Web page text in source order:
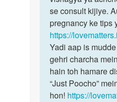
ko
2
saal
ho
gaya
by
Nitin
is
bare
mein
se consult kijiye.
pregnancy ke tips
https://
Yadi aap is
gehri charcha
hain toh hamare
“Just Poocho”
hon! https://